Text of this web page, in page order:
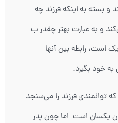
بسته به اینکه فرزند چه
و به عبارت بهتر چقدر ب
است، رابطه بین آنها
خود بگیرد.
توانمندی فرزند را می‌سنجد
یکسان است اما چون پدر